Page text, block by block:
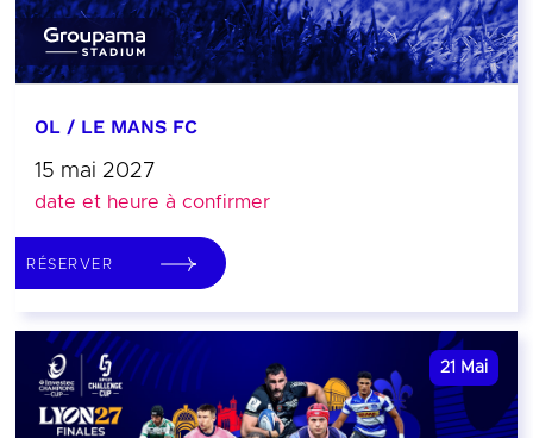
OL / LE MANS FC
15 mai 2027
date et heure à confirmer
RÉSERVER
21 Mai